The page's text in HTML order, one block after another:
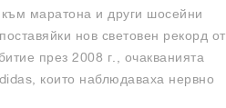
маратона и други шосейни
нов световен рекорд от
през 2008 г., очакванията
които наблюдаваха нервно